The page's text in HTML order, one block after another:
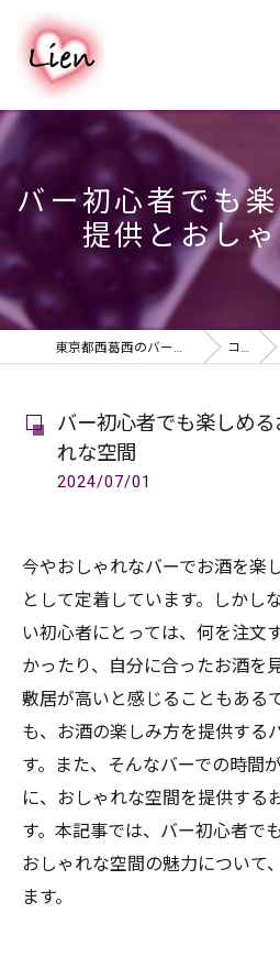
バー初心者でも
提供とおし
東京都西葛西のバーならPUB & BAR Lien コラム
バー初心者でも楽しめ
れな空間
2024/07/01
今やおしゃれなバーでお酒を楽
として定着しています。しかし
い初心者にとっては、何を注文
かったり、自分に合ったお酒を
敷居が高いと感じることもある
も、お酒の楽しみ方を提供する
す。また、そんなバーでの時間
に、おしゃれな空間を提供する
す。本記事では、バー初心者で
おしゃれな空間の魅力について
ます。